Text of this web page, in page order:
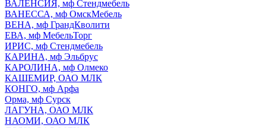
ВАЛЕНСИЯ, мф Стендмебель
ВАНЕССА, мф ОмскМебель
ВЕНА, мф ГрандКволити
ЕВА, мф МебельТорг
ИРИС, мф Стендмебель
КАРИНА, мф Эльбрус
КАРОЛИНА, мф Олмеко
КАШЕМИР, ОАО МЛК
КОНГО, мф Арфа
Орма, мф Сурск
ЛАГУНА, ОАО МЛК
НАОМИ, ОАО МЛК